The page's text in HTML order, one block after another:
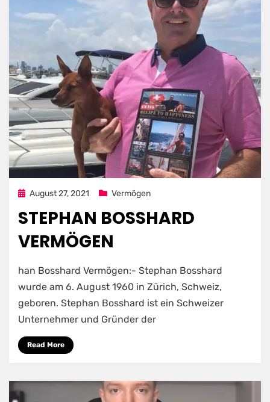
Posted
August 27, 2021 Vermögen
STEPHAN BOSSHARD
VERMÖGEN
han Bosshard Vermögen:- Stephan Bosshard
wurde am 6. August 1960 in Zürich, Schweiz,
geboren. Stephan Bosshard ist ein Schweizer
Unternehmer und Gründer der
Read More